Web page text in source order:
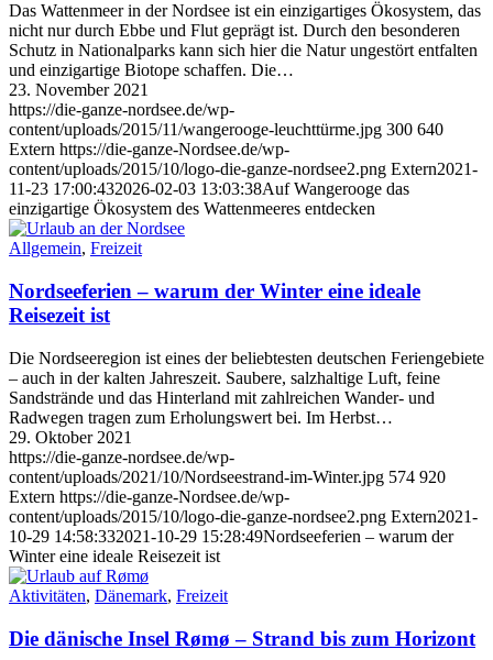
Das Wattenmeer in der Nordsee ist ein einzigartiges Ökosystem, das
nicht nur durch Ebbe und Flut geprägt ist. Durch den besonderen
Schutz in Nationalparks kann sich hier die Natur ungestört entfalten
und einzigartige Biotope schaffen. Die…
23. November 2021
https://die-ganze-nordsee.de/wp-
content/uploads/2015/11/wangerooge-leuchttürme.jpg 300 640
Extern https://die-ganze-Nordsee.de/wp-
content/uploads/2015/10/logo-die-ganze-nordsee2.png Extern2021-
11-23 17:00:432026-02-03 13:03:38Auf Wangerooge das
einzigartige Ökosystem des Wattenmeeres entdecken
Allgemein, Freizeit
Nordseeferien – warum der Winter eine ideale
Reisezeit ist
Die Nordseeregion ist eines der beliebtesten deutschen Feriengebiete
– auch in der kalten Jahreszeit. Saubere, salzhaltige Luft, feine
Sandstrände und das Hinterland mit zahlreichen Wander- und
Radwegen tragen zum Erholungswert bei. Im Herbst…
29. Oktober 2021
https://die-ganze-nordsee.de/wp-
content/uploads/2021/10/Nordseestrand-im-Winter.jpg 574 920
Extern https://die-ganze-Nordsee.de/wp-
content/uploads/2015/10/logo-die-ganze-nordsee2.png Extern2021-
10-29 14:58:332021-10-29 15:28:49Nordseeferien – warum der
Winter eine ideale Reisezeit ist
Aktivitäten, Dänemark, Freizeit
Die dänische Insel Rømø – Strand bis zum Horizont